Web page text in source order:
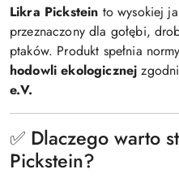
Likra Pickstein to wysokiej
przeznaczony dla gołębi,
ptaków. Produkt spełnia normy
hodowli ekologicznej
e.V.
✅ Dlaczego warto
Pickstein?